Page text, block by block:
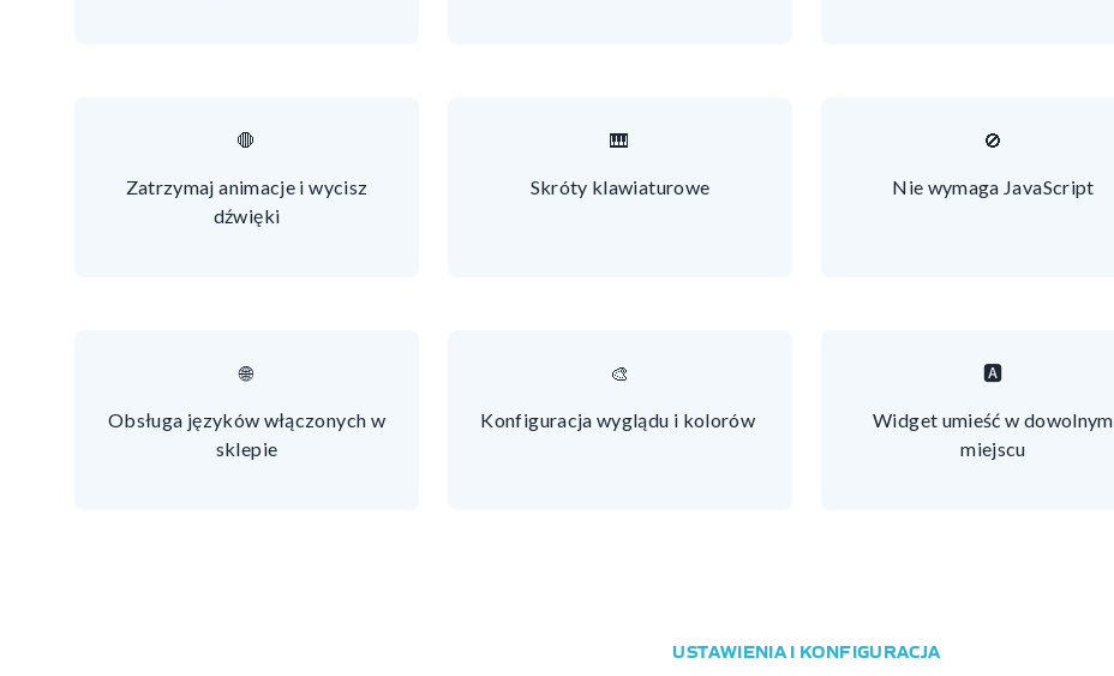
🛑
Zatrzymaj animacje i wycisz
dźwięki
🎹
Skróty klawiaturowe
🚫
Nie wymaga JavaScript
🌐
Obsługa języków włączonych w
sklepie
🎨
Konfiguracja wyglądu i kolorów
🅰️
Widget umieść w dowolnym
miejscu
USTAWIENIA I KONFIGURACJA